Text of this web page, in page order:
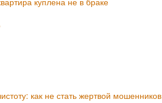
как не стать жертвой мошенников